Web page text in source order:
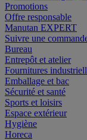
Promotions
Offre responsable
Manutan EXPERT
Suivre une
Bureau
Entrepôt et atelier
Fournitures
Emballage et bac
Sécurité et santé
Sports et loisirs
Espace extérieur
Hygiène
Horeca